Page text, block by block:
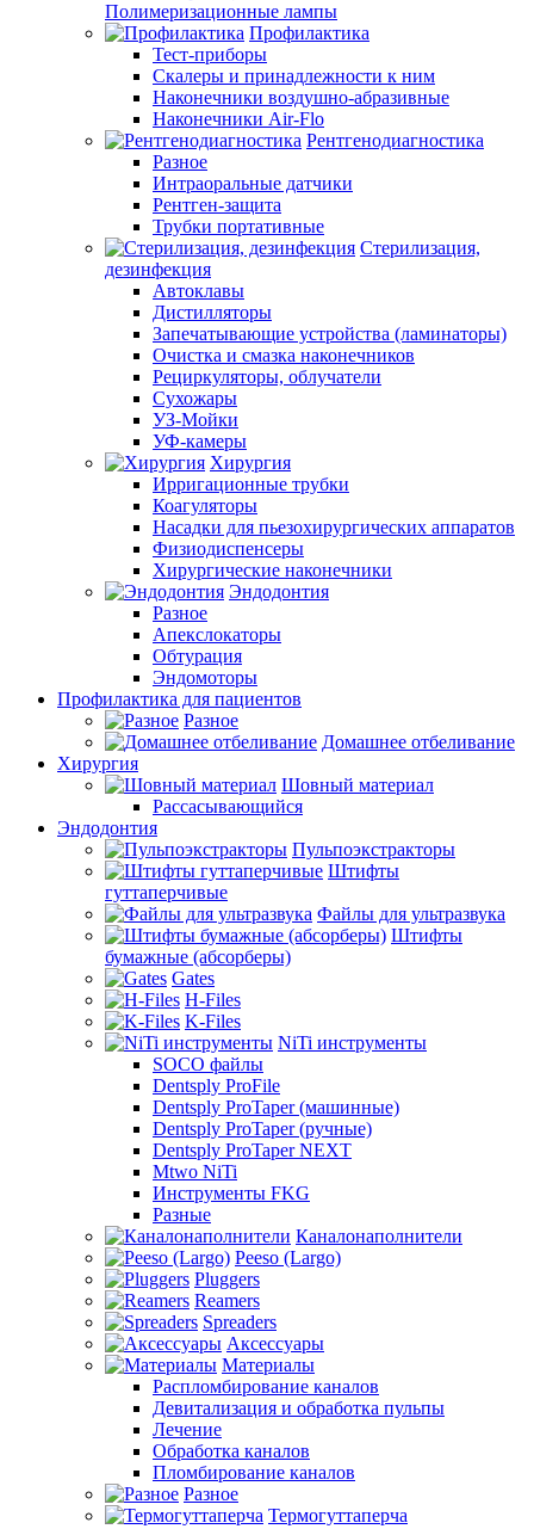
Полимеризационные лампы
Профилактика
Тест-приборы
Скалеры и принадлежности к ним
Наконечники воздушно-абразивные
Наконечники Air-Flo
Рентгенодиагностика
Разное
Интраоральные датчики
Рентген-защита
Трубки портативные
Стерилизация,
дезинфекция
Автоклавы
Дистилляторы
Запечатывающие устройства (ламинаторы)
Очистка и смазка наконечников
Рециркуляторы, облучатели
Сухожары
УЗ-Мойки
УФ-камеры
Хирургия
Ирригационные трубки
Коагуляторы
Насадки для пьезохирургических аппаратов
Физиодиспенсеры
Хирургические наконечники
Эндодонтия
Разное
Апекслокаторы
Обтурация
Эндомоторы
Профилактика для пациентов
Разное
Домашнее отбеливание
Хирургия
Шовный материал
Рассасывающийся
Эндодонтия
Пульпоэкстракторы
Штифты
гуттаперчивые
Файлы для ультразвука
Штифты
бумажные (абсорберы)
Gates
H-Files
K-Files
NiTi инструменты
SOCO файлы
Dentsply ProFile
Dentsply ProTaper (машинные)
Dentsply ProTaper (ручные)
Dentsply ProTaper NEXT
Mtwo NiTi
Инструменты FKG
Разные
Каналонаполнители
Peeso (Largo)
Pluggers
Reamers
Spreaders
Аксессуары
Материалы
Распломбирование каналов
Девитализация и обработка пульпы
Лечение
Обработка каналов
Пломбирование каналов
Разное
Термогуттаперча